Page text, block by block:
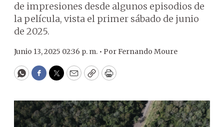
de impresiones desde algunos episodios de
la película, vista el primer sábado de junio
de 2025.
Junio 13, 2025 02:36 p. m. • PorFernando Moure
WhatsApp
Facebook
Twitter
EmailCopyPrint